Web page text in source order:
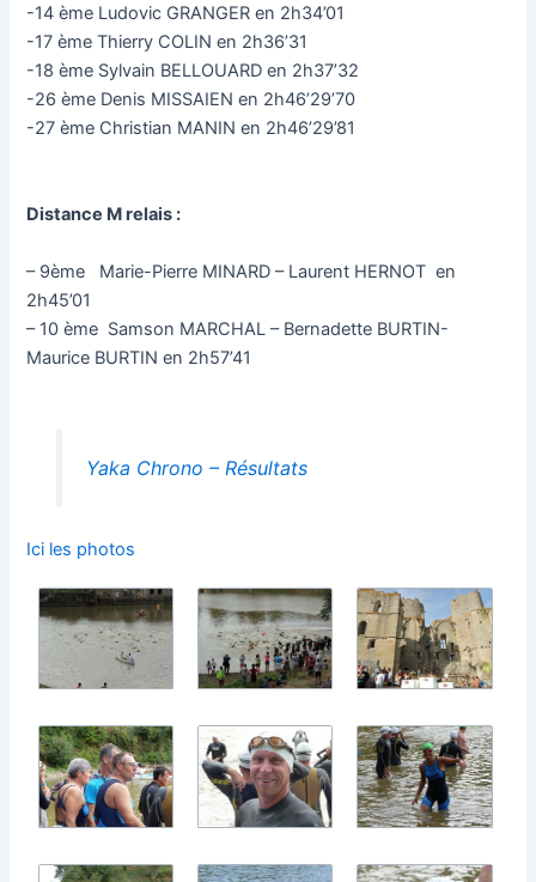
-14 ème Ludovic GRANGER en 2h34’01
-17 ème Thierry COLIN en 2h36’31
-18 ème Sylvain BELLOUARD en 2h37’32
-26 ème Denis MISSAIEN en 2h46’29’70
-27 ème Christian MANIN en 2h46’29’81
Distance M relais :
– 9ème Marie-Pierre MINARD – Laurent HERNOT en
2h45’01
– 10 ème Samson MARCHAL – Bernadette BURTIN-
Maurice BURTIN en 2h57’41
Yaka Chrono – Résultats
Ici les photos